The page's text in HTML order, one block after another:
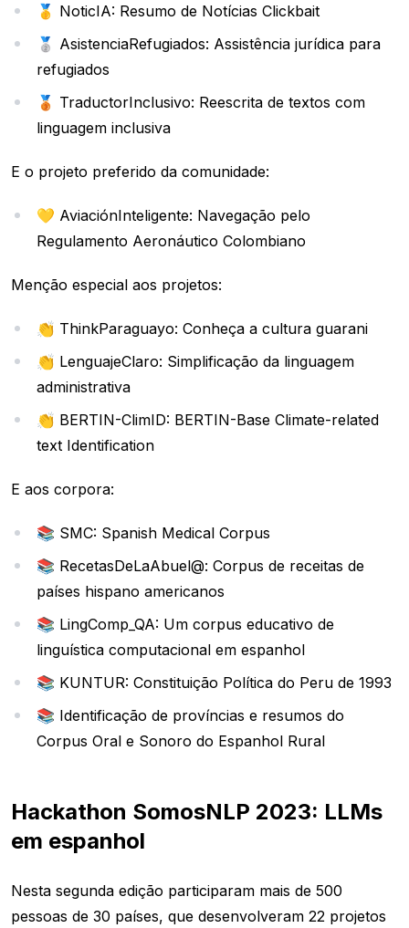
🥇 NoticIA: Resumo de Notícias Clickbait
🥈 AsistenciaRefugiados: Assistência jurídica para
refugiados
🥉 TraductorInclusivo: Reescrita de textos com
linguagem inclusiva
E o projeto preferido da comunidade:
💛 AviaciónInteligente: Navegação pelo
Regulamento Aeronáutico Colombiano
Menção especial aos projetos:
👏 ThinkParaguayo: Conheça a cultura guarani
👏 LenguajeClaro: Simplificação da linguagem
administrativa
👏 BERTIN-ClimID: BERTIN-Base Climate-related
text Identification
E aos corpora:
📚 SMC: Spanish Medical Corpus
📚 RecetasDeLaAbuel@: Corpus de receitas de
países hispano americanos
📚 LingComp_QA: Um corpus educativo de
linguística computacional em espanhol
📚 KUNTUR: Constituição Política do Peru de 1993
📚 Identificação de províncias e resumos do
Corpus Oral e Sonoro do Espanhol Rural
Hackathon SomosNLP 2023: LLMs
em espanhol
Nesta segunda edição participaram mais de 500
pessoas de 30 países, que desenvolveram 22 projetos